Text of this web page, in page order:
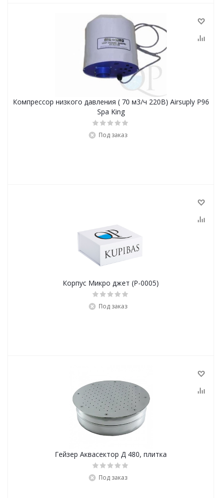
Компрессор низкого давления ( 70 м3/ч 220В) Airsuply P96
Spa King
Под заказ
Корпус Микро джет (P-0005)
Под заказ
Гейзер Аквасектор Д 480, плитка
Под заказ